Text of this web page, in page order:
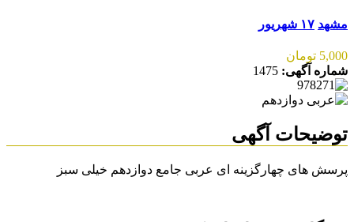
مشهد ۱۷ شهریور
5,000 تومان
شماره آگهی: 1475
توضیحات آگهی
پرسش های چهارگزینه ای عربی جامع دوازدهم خیلی سبز